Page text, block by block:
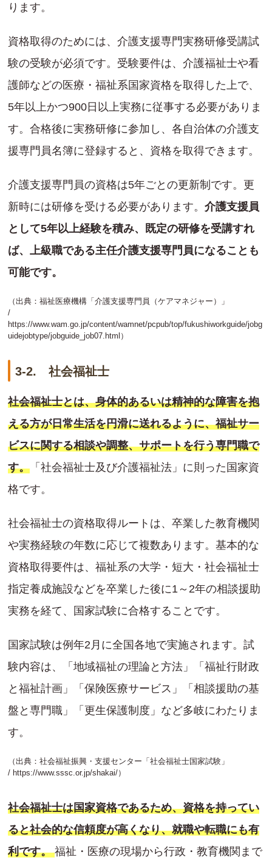
ります。
資格取得のためには、介護支援専門実務研修受講試
験の受験が必須です。受験要件は、介護福祉士や看
護師などの医療・福祉系国家資格を取得した上で、
5年以上かつ900日以上実務に従事する必要がありま
す。合格後に実務研修に参加し、各自治体の介護支
援専門員名簿に登録すると、資格を取得できます。
介護支援専門員の資格は5年ごとの更新制です。更
新時には研修を受ける必要があります。 介護支援員
として5年以上経験を積み、既定の研修を受講すれ
ば、上級職である主任介護支援専門員になることも
可能です。
（出典：福祉医療機構「介護支援専門員（ケアマネジャー）」
/
https://www.wam.go.jp/content/wamnet/pcpub/top/fukushiworkguide/jobg
uidejobtype/jobguide_job07.html ）
3-2. 社会福祉士
社会福祉士とは、身体的あるいは精神的な障害を抱
える方が日常生活を円滑に送れるように、福祉サー
ビスに関する相談や調整、サポートを行う専門職で
す。 「社会福祉士及び介護福祉法」に則った国家資
格です。
社会福祉士の資格取得ルートは、卒業した教育機関
や実務経験の年数に応じて複数あります。基本的な
資格取得要件は、福祉系の大学・短大・社会福祉士
指定養成施設などを卒業した後に1～2年の相談援助
実務を経て、国家試験に合格することです。
国家試験は例年2月に全国各地で実施されます。試
験内容は、「地域福祉の理論と方法」「福祉行財政
と福祉計画」「保険医療サービス」「相談援助の基
盤と専門職」「更生保護制度」など多岐にわたりま
す。
（出典：社会福祉振興・支援センター「社会福祉士国家試験」
/ https://www.sssc.or.jp/shakai/）
社会福祉士は国家資格であるため、資格を持ってい
ると社会的な信頼度が高くなり、就職や転職にも有
利です。福祉・医療の現場から行政・教育機関まで